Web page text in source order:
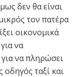
δεν θα είναι
τον πατέρα
οικονομικά
να
να πληρώσει
ταξί και